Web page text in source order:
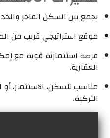
يجمع بين السكن الفاخر
موقع استراتيجي قريب من
فرصة استثمارية قوية مع
العقارية.
مناسب للسكن، الاستثمار،
التركية.